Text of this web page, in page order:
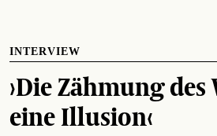
INTERVIEW
›Die Zähmung des
eine Illusion‹